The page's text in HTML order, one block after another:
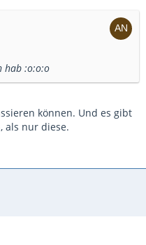
hab :o:o:o
können. Und es gibt
als nur diese.